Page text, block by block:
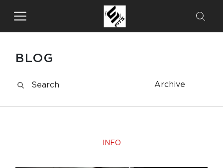
BLOG
Archive
INFO